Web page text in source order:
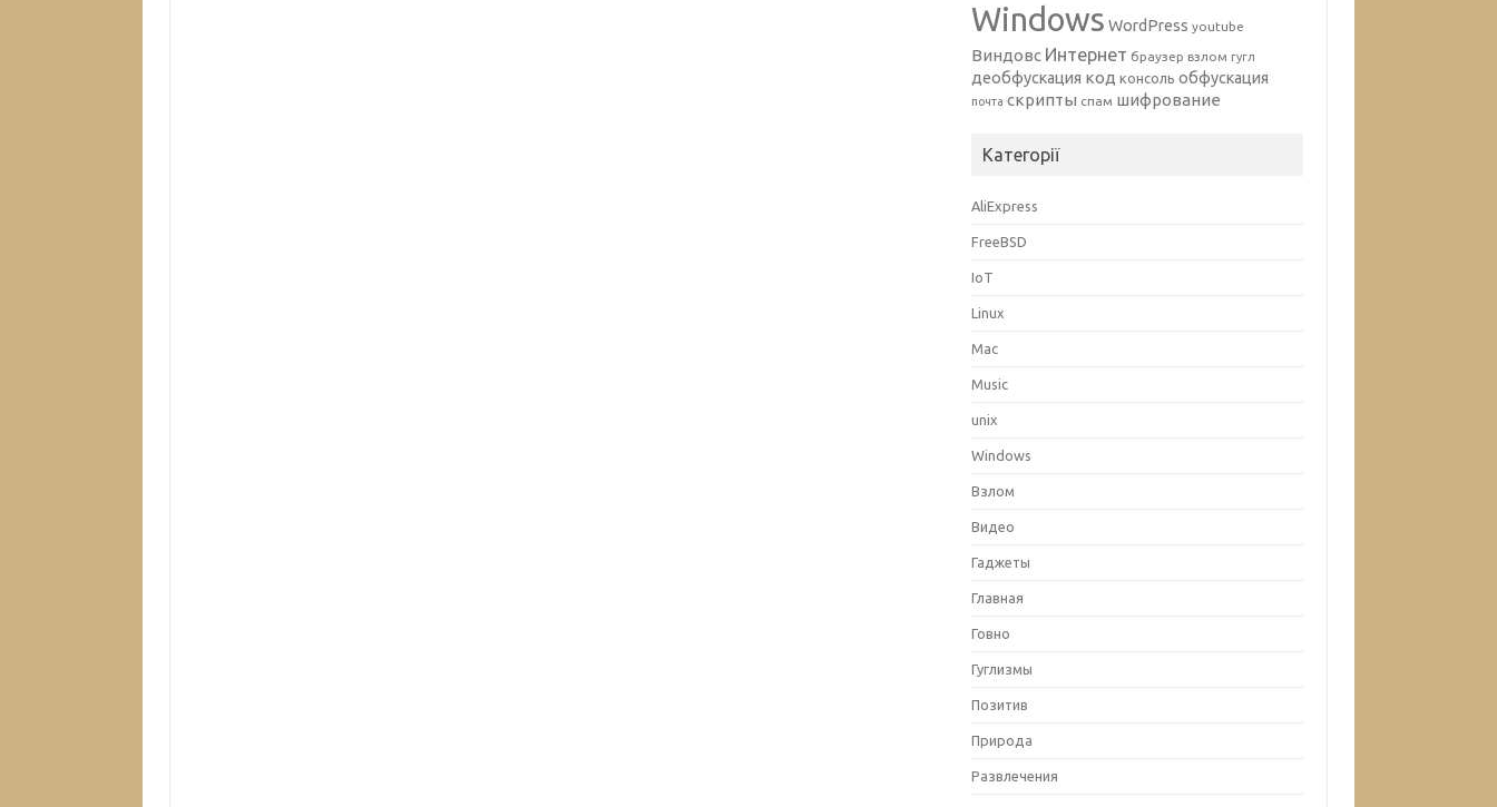
Windows WordPress youtube
Виндовс Интернет браузер взлом гугл
деобфускация код консоль обфускация
почта скрипты спам шифрование
Категорії
AliExpress
FreeBSD
IoT
Linux
Mac
Music
unix
Windows
Взлом
Видео
Гаджеты
Главная
Говно
Гуглизмы
Позитив
Природа
Развлечения